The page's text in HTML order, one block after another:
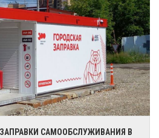
САМООБСЛУЖИВАНИЯ В